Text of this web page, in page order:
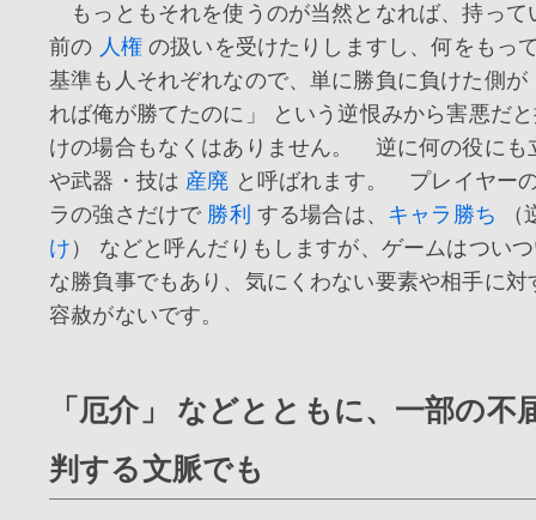
もっともそれを使うのが当然となれば、持って
前の 人権の扱いを受けたりしますし、何をもっ
基準も人それぞれなので、単に勝負に負けた側が
れば俺が勝てたのに」 という逆恨みから害悪だ
けの場合もなくはありません。 逆に何の役にも
や武器・技は 産廃 と呼ばれます。 プレイヤー
ラの強さだけで 勝利 する場合は、 キャラ勝ち （
け ） などと呼んだりもしますが、ゲームはつい
な勝負事でもあり、気にくわない要素や相手に対
容赦がないです。
「厄介」 などとともに、一部の不
判する文脈でも